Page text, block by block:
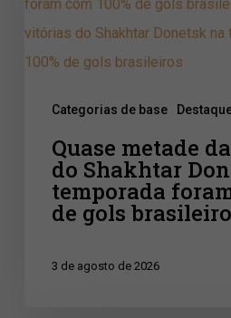
Categorias de base
do
Shakhtar
temporada
foram
Quase metade
do Shakhtar
temporada
de gols
3 de agosto de 2026